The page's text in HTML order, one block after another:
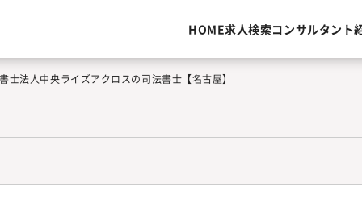
HOME求人検索コンサルタント
士法人中央ライズアクロスの司法書士【名古屋】